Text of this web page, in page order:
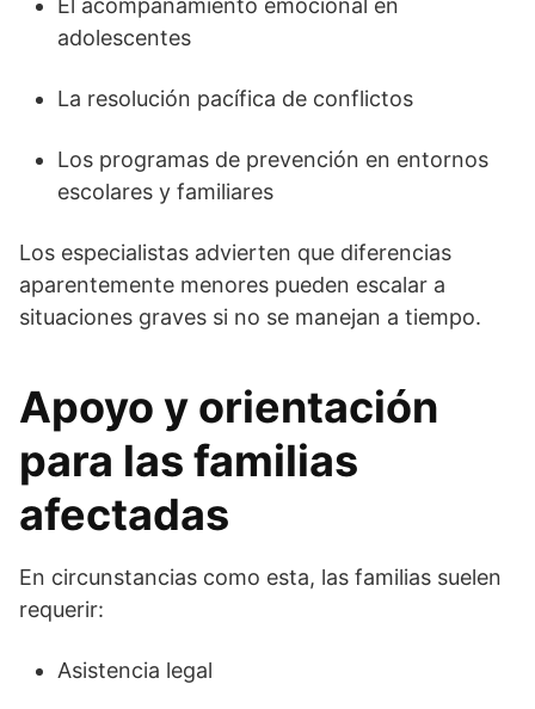
El acompañamiento emocional en
adolescentes
La resolución pacífica de conflictos
Los programas de prevención en entornos
escolares y familiares
Los especialistas advierten que diferencias
aparentemente menores pueden escalar a
situaciones graves si no se manejan a tiempo.
Apoyo y orientación
para las familias
afectadas
En circunstancias como esta, las familias suelen
requerir:
Asistencia legal